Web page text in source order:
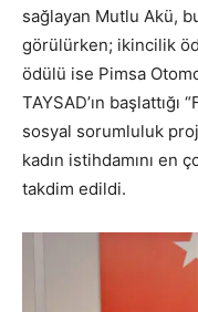
sağlayan Mutlu Akü,
görülürken; ikincilik
ödülü ise Pimsa
TAYSAD’ın
sosyal sorumluluk
kadın istihdamını en
takdim edildi.